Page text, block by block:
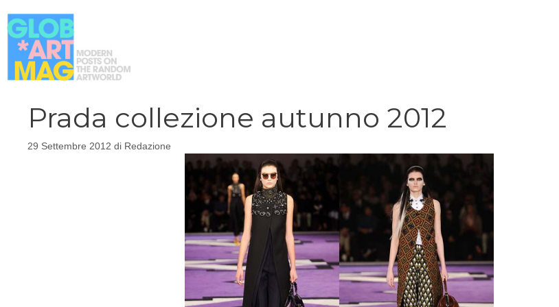
al
contenuto
Prada collezione autunno 2012
29 Settembre 2012 di Redazione